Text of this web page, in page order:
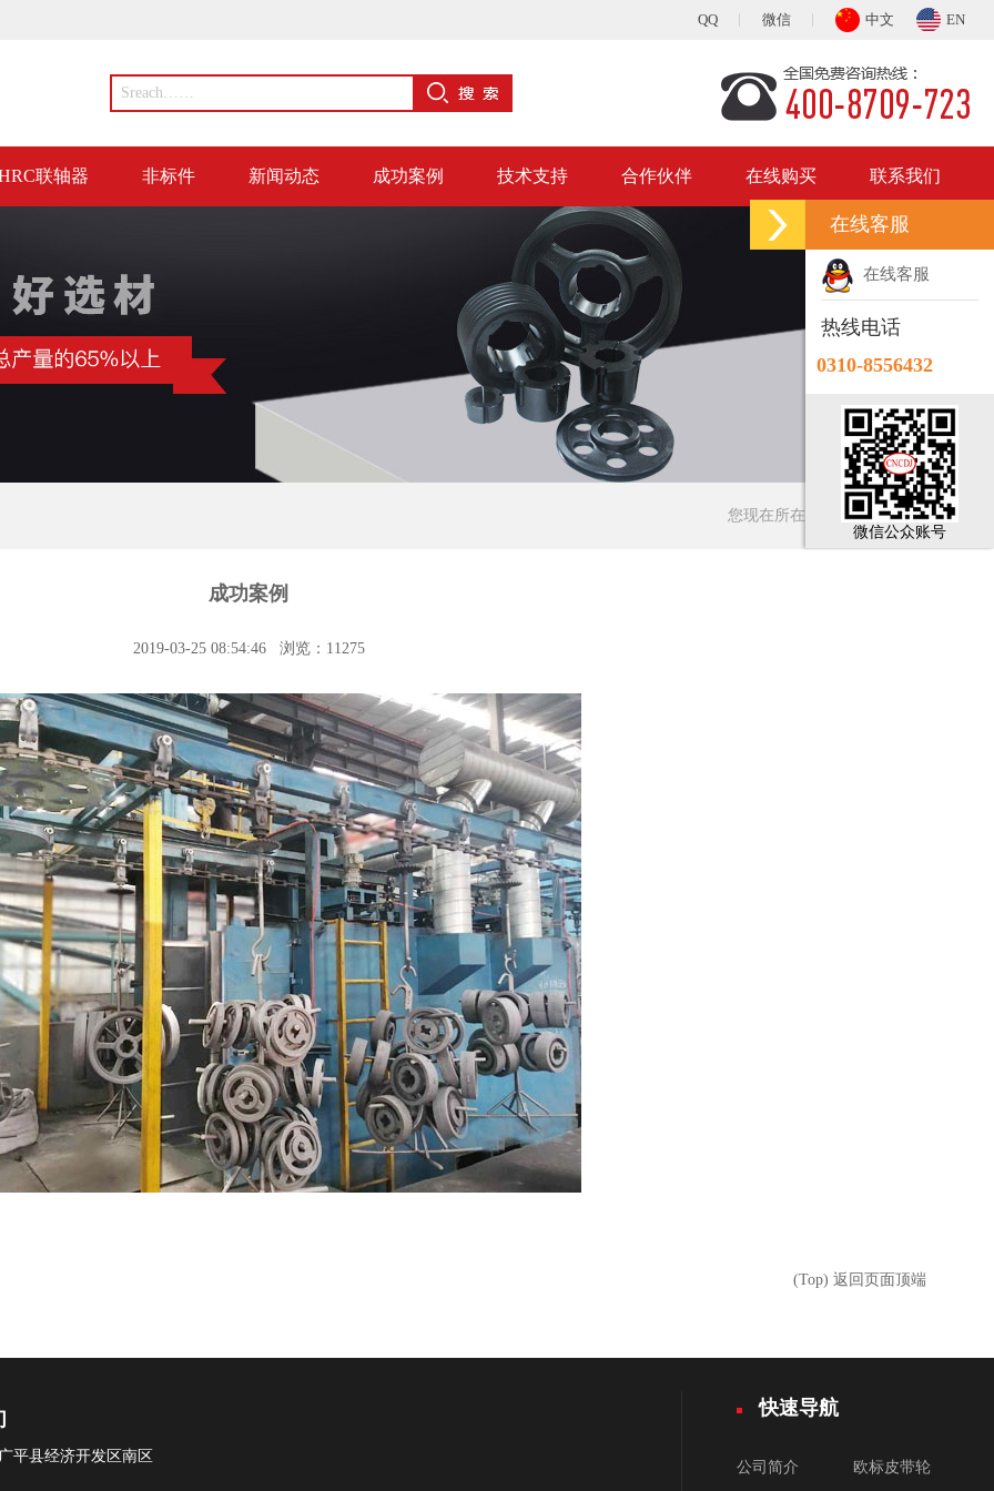
QQ 微信 中文 EN
联轴器 非标件 新闻动态 成功案例 技术支持 合作伙伴 在线购买 联系我们
您现在所在的位置：首页>成功案例
成功案例
2019-03-25 08:54:46 浏览：11275
(Top) 返回页面顶端
平县经济开发区南区
快速导航
公司简介 欧标皮带轮
在线客服
在线客服
热线电话
0310-8556432
微信公众账号